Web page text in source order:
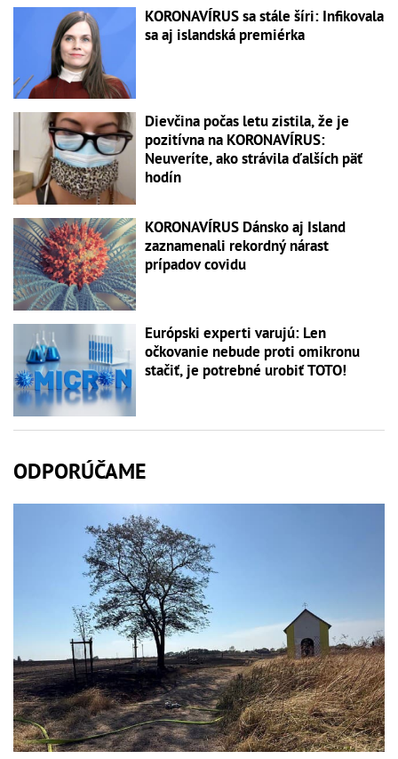
KORONAVÍRUS sa stále šíri: Infikovala
sa aj islandská premiérka
Dievčina počas letu zistila, že je
pozitívna na KORONAVÍRUS:
Neuveríte, ako strávila ďalších päť
hodín
KORONAVÍRUS Dánsko aj Island
zaznamenali rekordný nárast
prípadov covidu
Európski experti varujú: Len
očkovanie nebude proti omikronu
stačiť, je potrebné urobiť TOTO!
ODPORÚČAME